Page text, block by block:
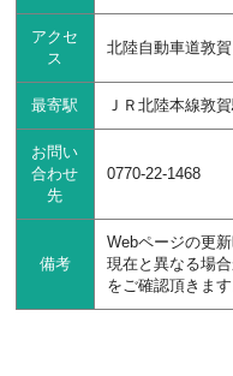
アクセ
ス
北陸自動車道敦
最寄駅 ＪＲ北陸本線敦
お問い
合わせ
先
0770-22-1468
備考
Webページの更
現在と異なる場
をご確認頂きま